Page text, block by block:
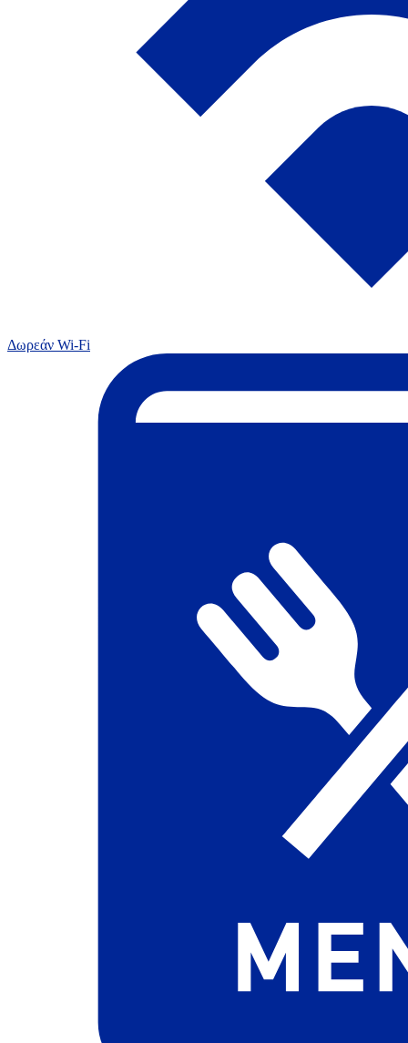
Δωρεάν Wi-Fi